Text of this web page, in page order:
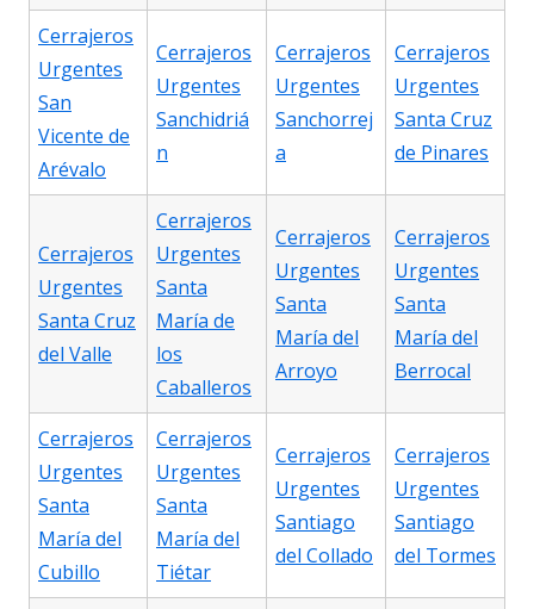
Cerrajeros
Urgentes
San
Vicente de
Arévalo
Cerrajeros
Urgentes
Sanchidriá
n
Cerrajeros
Urgentes
Sanchorrej
a
Cerrajeros
Urgentes
Santa Cruz
de Pinares
Cerrajeros
Urgentes
Santa Cruz
del Valle
Cerrajeros
Urgentes
Santa
María de
los
Caballeros
Cerrajeros
Urgentes
Santa
María del
Arroyo
Cerrajeros
Urgentes
Santa
María del
Berrocal
Cerrajeros
Urgentes
Santa
María del
Cubillo
Cerrajeros
Urgentes
Santa
María del
Tiétar
Cerrajeros
Urgentes
Santiago
del Collado
Cerrajeros
Urgentes
Santiago
del Tormes